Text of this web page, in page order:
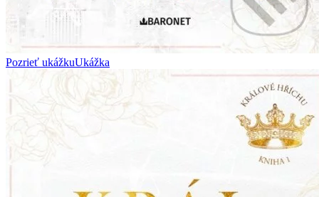
Pozrieť ukážkuUkážka